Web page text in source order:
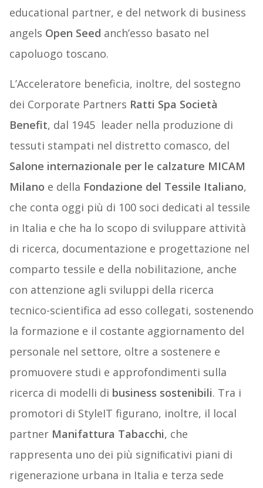
educational partner, e del network di business
angels Open Seed anch’esso basato nel
capoluogo toscano.
L’Acceleratore beneficia, inoltre, del sostegno
dei Corporate Partners Ratti Spa Società
Benefit, dal 1945 leader nella produzione di
tessuti stampati nel distretto comasco, del
Salone internazionale per le calzature MICAM
Milano e della Fondazione del Tessile Italiano,
che conta oggi più di 100 soci dedicati al tessile
in Italia e che ha lo scopo di sviluppare attività
di ricerca, documentazione e progettazione nel
comparto tessile e della nobilitazione, anche
con attenzione agli sviluppi della ricerca
tecnico-scientifica ad esso collegati, sostenendo
la formazione e il costante aggiornamento del
personale nel settore, oltre a sostenere e
promuovere studi e approfondimenti sulla
ricerca di modelli di business sostenibili. Tra i
promotori di StyleIT figurano, inoltre, il local
partner Manifattura Tabacchi, che
rappresenta uno dei più signiﬁcativi piani di
rigenerazione urbana in Italia e terza sede